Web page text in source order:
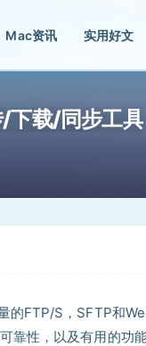
Mac资讯 实用好文
下载/同步工具
FTP/S，SFTP和
靠性，以及有用的功